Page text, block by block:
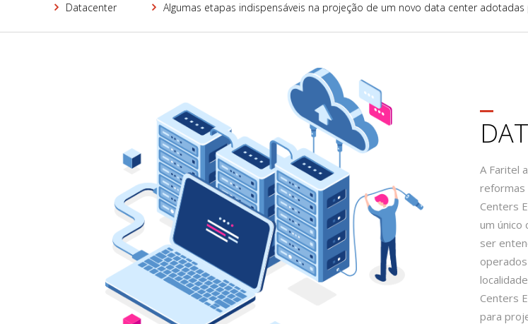
Datacenter Algumas etapas indispensáveis na projeção de um novo data center adotadas
A Faritel
reformas
Centers
um único
ser
Centers
para